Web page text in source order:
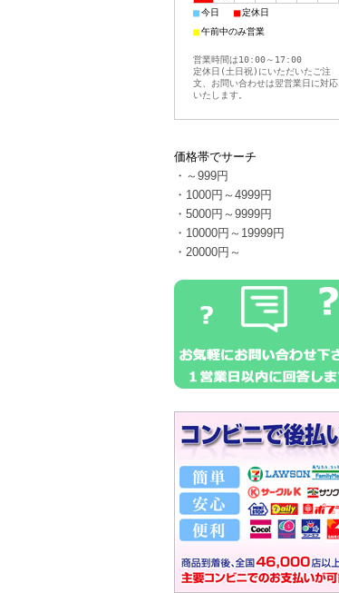
■今日 ■定休日
■午前中のみ営業
営業時間は10:00～17:00
定休日(土日祝)にいただいたご注
文、お問い合わせは翌営業日に対応
いたします。
価格帯でサーチ
・～999円
・1000円～4999円
・5000円～9999円
・10000円～19999円
・20000円～